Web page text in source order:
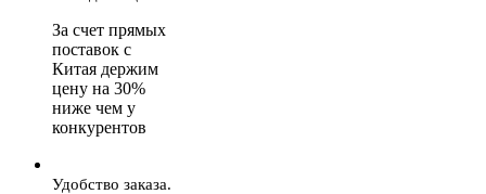
За счет прямых
поставок с
Китая держим
цену на 30%
ниже чем у
конкурентов
Удобство заказа.